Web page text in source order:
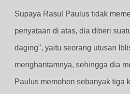
Supaya Rasul Paulus tidak
penyataan di atas, dia diberi
daging", yaitu seorang utusan
menghantamnya, sehingga dia
Paulus memohon sebanyak tiga